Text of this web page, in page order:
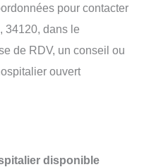
pour contacter
34120, dans le
de RDV, un conseil ou
ouvert
disponible